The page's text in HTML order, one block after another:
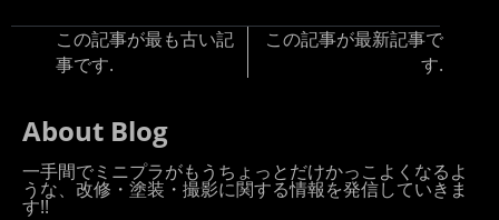
この記事が最も古い記
事です.
この記事が最新記事で
す.
About Blog
一手間でミニプラがもうちょっとだけかっこよくなるよ
うな、改修・塗装・撮影に関する情報を発信していきま
す!!